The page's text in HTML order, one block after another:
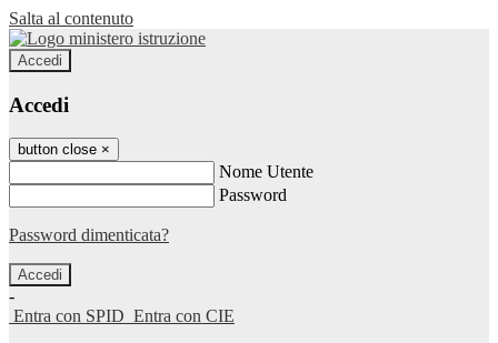
Salta al contenuto
Accedi
Accedi
button close ×
Nome Utente
Password
Password dimenticata?
-
Entra con SPID Entra con CIE